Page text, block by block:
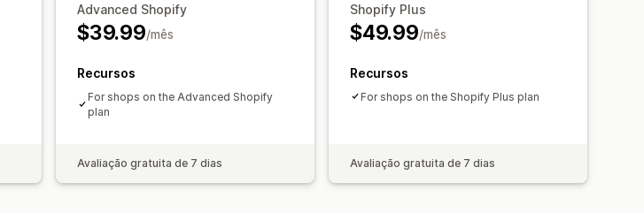
Advanced Shopify
$39.99/mês
Recursos
For shops on the Advanced Shopify
plan
Avaliação gratuita de 7 dias
Shopify Plus
$49.99/mês
Recursos
For shops on the Shopify Plus plan
Avaliação gratuita de 7 dias